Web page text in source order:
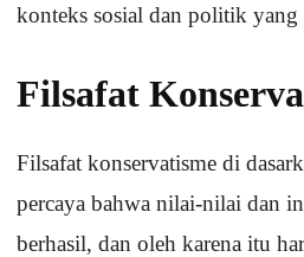
konteks sosial dan politik yang
Filsafat
Filsafat konservatisme di
percaya bahwa nilai-nilai dan
berhasil, dan oleh karena itu